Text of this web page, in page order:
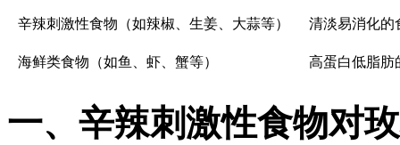
辛辣刺激性食物（如辣椒、生姜、大蒜等） 清淡易消化的
海鲜类食物（如鱼、虾、蟹等） 高蛋白低脂肪
一、辛辣刺激性食物对